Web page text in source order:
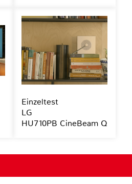
Einzeltest
LG
HU710PB CineBeam Q